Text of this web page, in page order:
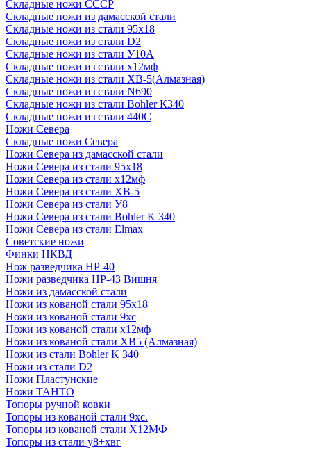
Cкладные ножи СССР
Складные ножи из дамасской стали
Складные ножи из стали 95х18
Складные ножи из стали D2
Складные ножи из стали У10А
Складные ножи из стали х12мф
Складные ножи из стали ХВ-5(Алмазная)
Складные ножи из стали N690
Складные ножи из стали Bohler К340
Складные ножи из стали 440С
Ножи Севера
Складные ножи Севера
Ножи Севера из дамасской стали
Ножи Севера из стали 95х18
Ножи Севера из стали х12мф
Ножи Севера из стали ХВ-5
Ножи Севера из стали У8
Ножи Севера из стали Bohler K 340
Ножи Севера из стали Elmax
Советские ножи
Финки НКВД
Нож разведчика НР-40
Ножи разведчика НР-43 Вишня
Ножи из дамасской стали
Ножи из кованой стали 95х18
Ножи из кованой стали 9хс
Ножи из кованой стали х12мф
Ножи из кованой стали ХВ5 (Алмазная)
Ножи из стали Bohler K 340
Ножи из стали D2
Ножи Пластунские
Ножи ТАНТО
Топоры ручной ковки
Топоры из кованой стали 9хс.
Топоры из кованой стали Х12МФ
Топоры из стали у8+хвг